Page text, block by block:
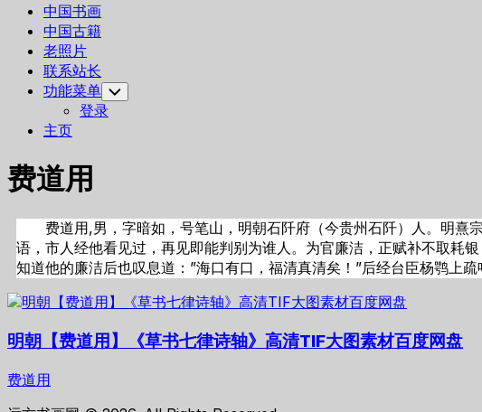
中国书画
中国古籍
老照片
联系站长
功能菜单 Toggle
Child
Menu
登录
主页
费道用
费道用,男，字暗如，号笔山，明朝石阡府（今贵州石阡）人。明
语，市人经他看见过，再见即能判别为谁人。为官廉洁，正赋补不取耗
知道他的廉洁后也叹息道：”海口有口，福清真清矣！”后经台臣杨鹗上
明朝【费道用】《草书七律诗轴》高清TIF大图素材百度网盘
费道用